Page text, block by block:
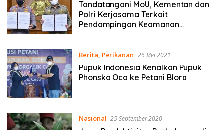
2021
Tandatangani MoU, Kementan dan
Polri Kerjasama Terkait
Pendampingan Keamanan
Berita, Perikanan 26 Mei 2021
Pupuk Indonesia Kenalkan Pupuk
Phonska Oca ke Petani Blora
Nasional 25 September 2020